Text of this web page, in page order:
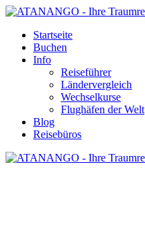
Startseite
Buchen
Info
Reiseführer
Ländervergleich
Wechselkurse
Flughäfen der Welt
Blog
Reisebüros